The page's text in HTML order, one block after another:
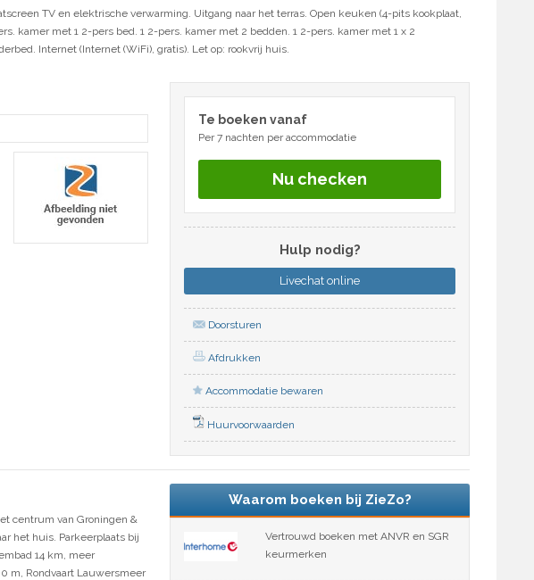
TV en elektrische verwarming. Uitgang naar het terras. Open keuken (4-pits kookplaat,
kamer met 1 2-pers bed. 1 2-pers. kamer met 2 bedden. 1 2-pers. kamer met 1 x 2
Internet (Internet (WiFi), gratis). Let op: rookvrij huis.
Te boeken vanaf
Per 7 nachten per accommodatie
Nu checken
Hulp nodig?
Livechat online
Doorsturen
Afdrukken
Accommodatie bewaren
Huurvoorwaarden
centrum van Groningen &
het huis. Parkeerplaats bij
14 km, meer
m, Rondvaart Lauwersmeer
Waarom boeken bij ZieZo?
Vertrouwd boeken met ANVR en SGR
keurmerken